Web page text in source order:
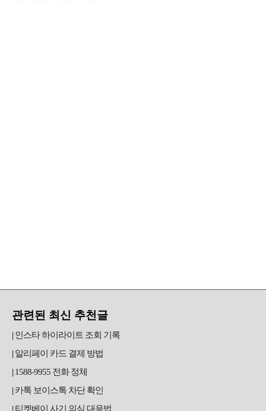
관련된 최신 추천글
인스타 하이라이트 조회 기록
알리페이 카드 결제 방법
1588-9955 전화 정체
카톡 보이스톡 차단 확인
티켓베이 사기 의심 대응법